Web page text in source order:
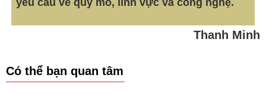
Có thể bạn quan tâm
Tỉnh Hưng Yên công bố các lãnh đạo chủ chốt sau